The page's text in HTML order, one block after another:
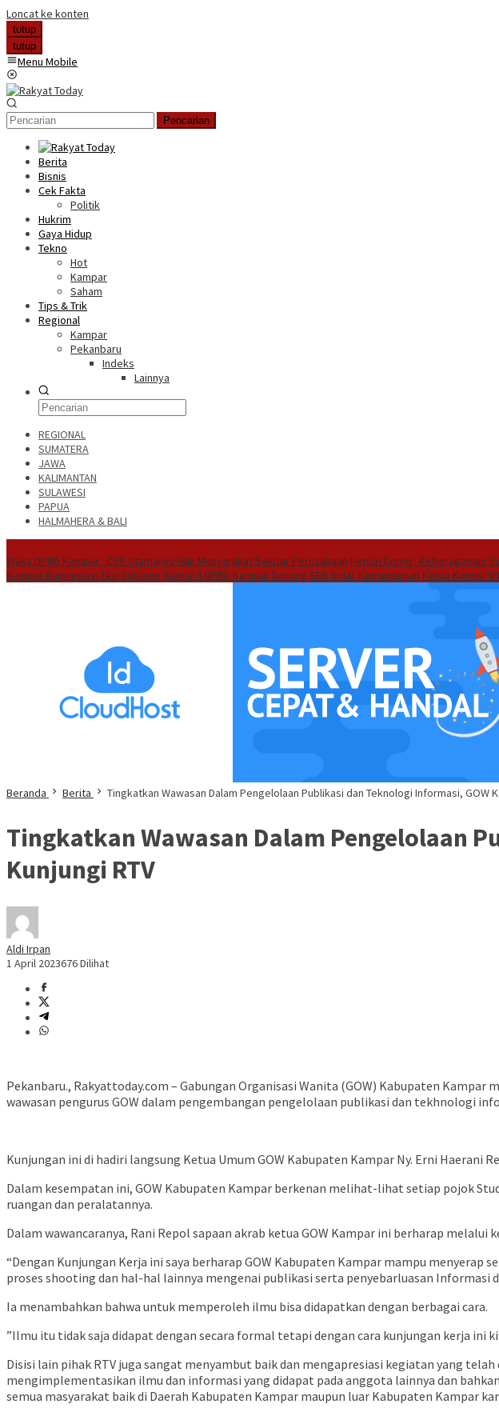
Loncat ke konten
tutup
tutup
Menu Mobile
Pencarian
Berita
Bisnis
Cek Fakta
Politik
Hukrim
Gaya Hidup
Tekno
Hot
Kampar
Saham
Tips & Trik
Regional
Kampar
Pekanbaru
Indeks
Lainnya
REGIONAL
SUMATERA
JAWA
KALIMANTAN
SULAWESI
PAPUA
HALMAHERA & BALI
Waka DPRD Kampar : CSR Utamanya Hak Masyarakat Sekitar Perusahaan Hendri Domo : Keberagaman
Kampar Diapresiasi Eko Sutrisno Komisi II DPRD Kampar Dorong SEB Antar Kementerian Ketua Komisi
Beranda Berita Tingkatkan Wawasan Dalam Pengelolaan Publikasi dan Teknologi Informasi, GOW
Tingkatkan Wawasan Dalam Pengelolaan
Kunjungi RTV
Aldi Irpan
1 April 2023676 Dilihat
Pekanbaru., Rakyattoday.com – Gabungan Organisasi Wanita (GOW) Kabupaten
wawasan pengurus GOW dalam pengembangan pengelolaan publikasi dan tekhnologi
Kunjungan ini di hadiri langsung Ketua Umum GOW Kabupaten Kampar Ny. Erni Haerani
Dalam kesempatan ini, GOW Kabupaten Kampar berkenan melihat-lihat setiap pojok
ruangan dan peralatannya.
Dalam wawancaranya, Rani Repol sapaan akrab ketua GOW Kampar ini berharap
“Dengan Kunjungan Kerja ini saya berharap GOW Kabupaten Kampar mampu
proses shooting dan hal-hal lainnya mengenai publikasi serta penyebarluasan
Ia menambahkan bahwa untuk memperoleh ilmu bisa didapatkan dengan berbagai cara.
”Ilmu itu tidak saja didapat dengan secara formal tetapi dengan cara kunjungan kerja
Disisi lain pihak RTV juga sangat menyambut baik dan mengapresiasi kegiatan yang
mengimplementasikan ilmu dan informasi yang didapat pada anggota lainnya dan
semua masyarakat baik di Daerah Kabupaten Kampar maupun luar Kabupaten Kampar